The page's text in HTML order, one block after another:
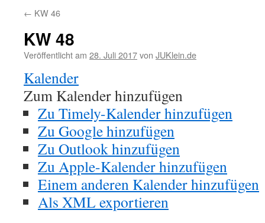
← KW 46
KW 48
Veröffentlicht am 28. Juli 2017von JUKlein.de
Kalender
Zum Kalender hinzufügen
Zu Timely-Kalender hinzufügen
Zu Google hinzufügen
Zu Outlook hinzufügen
Zu Apple-Kalender hinzufügen
Einem anderen Kalender hinzufügen
Als XML exportieren